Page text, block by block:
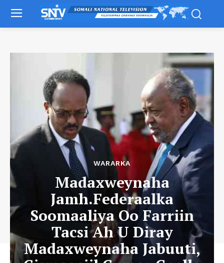
WARARKA
Madaxweynaha
Jamh.Federaalka
Soomaaliya Oo Farriin
Tacsi Ah U Diray
Madaxweynaha Jabuuti,